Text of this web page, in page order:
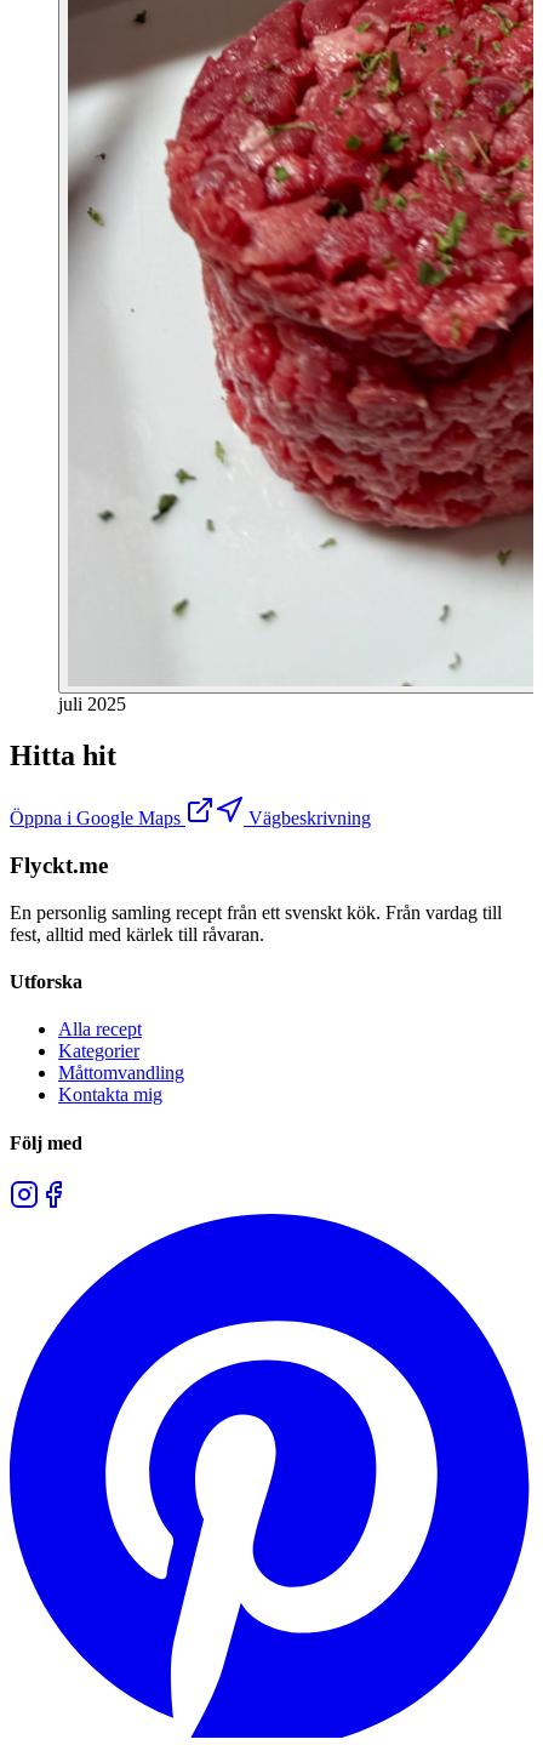
juli 2025
Hitta hit
Öppna i Google Maps Vägbeskrivning
Flyckt.me
En personlig samling recept från ett svenskt kök. Från vardag till
fest, alltid med kärlek till råvaran.
Utforska
Alla recept
Kategorier
Måttomvandling
Kontakta mig
Följ med